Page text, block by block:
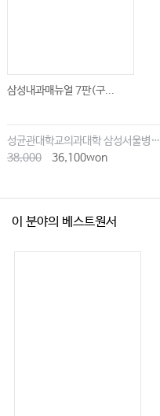
삼성내과매뉴얼 7판(구...
성균관대학교의과대학 삼성서울병원내과
38,000
36,100won
이 분야의 베스트원서